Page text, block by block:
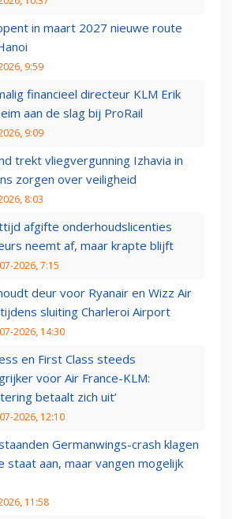
in maart 2027 nieuwe route
9:59
financieel directeur KLM Erik
aan de slag bij ProRail
9:09
trekt vliegvergunning Izhavia in
zorgen over veiligheid
8:03
afgifte onderhoudslicenties
neemt af, maar krapte blijft
2026, 7:15
deur voor Ryanair en Wizz Air
sluiting Charleroi Airport
2026, 14:30
en First Class steeds
voor Air France-KLM:
betaalt zich uit’
2026, 12:10
Germanwings-crash klagen
staat aan, maar vangen mogelijk
11:58